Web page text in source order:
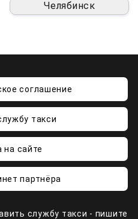
Челябинск
соглашение
такси
на сайте
партнёра
службу такси - пишите